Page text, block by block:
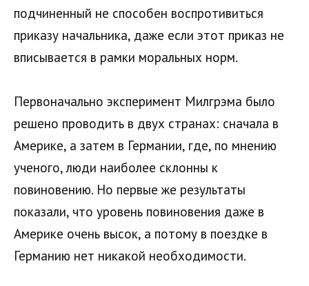
подчиненный не способен воспротивиться
приказу начальника, даже если этот приказ не
вписывается в рамки моральных норм.
Первоначально эксперимент Милгрэма было
решено проводить в двух странах: сначала в
Америке, а затем в Германии, где, по мнению
ученого, люди наиболее склонны к
повиновению. Но первые же результаты
показали, что уровень повиновения даже в
Америке очень высок, а потому в поездке в
Германию нет никакой необходимости.